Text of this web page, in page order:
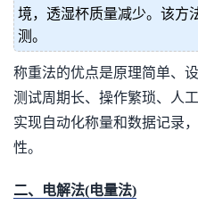
境，透湿杯质量减少。该方
测。
称重法的优点是原理简单、
测试周期长、操作繁琐、人
实现自动化称量和数据记录
性。
二、电解法(电量法)